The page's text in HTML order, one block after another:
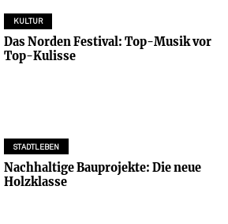
KULTUR
Das Norden Festival: Top-Musik vor
Top-Kulisse
STADTLEBEN
Nachhaltige Bauprojekte: Die neue
Holzklasse